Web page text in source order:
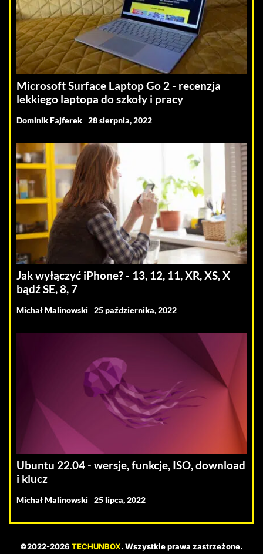
Microsoft Surface Laptop Go 2 - recenzja
lekkiego laptopa do szkoły i pracy
Dominik Fajferek 28 sierpnia, 2022
Jak wyłączyć iPhone? - 13, 12, 11, XR, XS, X
bądź SE, 8, 7
Michał Malinowski 25 października, 2022
Ubuntu 22.04 - wersje, funkcje, ISO, download
i klucz
Michał Malinowski 25 lipca, 2022
©2022-2026 TECHUNBOX. Wszystkie prawa zastrzeżone.